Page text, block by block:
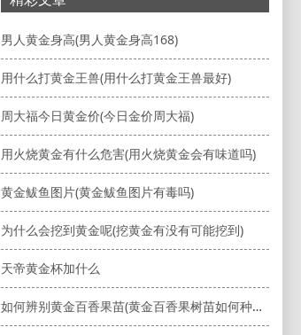
男人黄金身高(男人黄金身高168)
用什么打黄金王兽(用什么打黄金王兽最好)
周大福今日黄金价(今日金价周大福)
用火烧黄金有什么危害(用火烧黄金会有味道吗)
黄金鲅鱼图片(黄金鲅鱼图片有毒吗)
为什么会挖到黄金呢(挖黄金有没有可能挖到)
天帝黄金杯加什么
如何辨别黄金百香果苗(黄金百香果树苗如何种植方法)